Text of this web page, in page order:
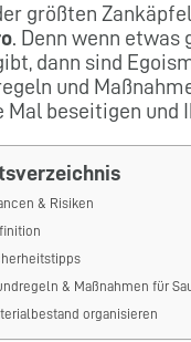
größten
. Denn wenn
dann sind
und
Mal beseitigen und
& Risiken
& Maßnahmen für
organisieren